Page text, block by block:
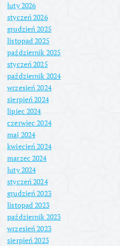
luty 2026
styczeń 2026
grudzień 2025
listopad 2025
październik 2025
styczeń 2025
październik 2024
wrzesień 2024
sierpień 2024
lipiec 2024
czerwiec 2024
maj 2024
kwiecień 2024
marzec 2024
luty 2024
styczeń 2024
grudzień 2023
listopad 2023
październik 2023
wrzesień 2023
sierpień 2023